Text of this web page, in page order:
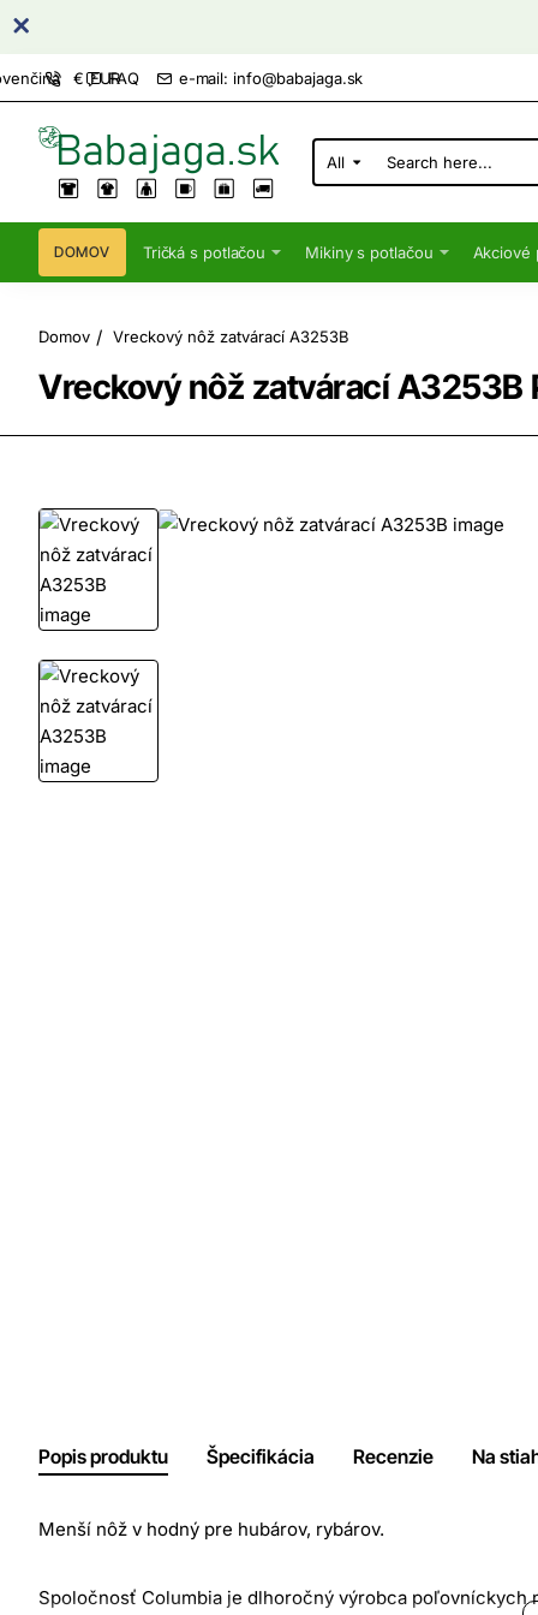
FAQ e-mail: info@babajaga.sk
€ EUR
All
Search
here...
DOMOV Tričká s potlačou Mikiny s potlačou Akciové
Vreckový nôž zatvárací A3253B
Domov homeVreckový nôž zatvárací A3253B
Popis produktu Špecifikácia Recenzie Na
Menší nôž v hodný pre hubárov, rybárov.
Spoločnosť Columbia je dlhoročný výrobca poľovníckych